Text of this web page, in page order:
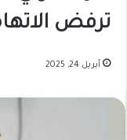
ترفض
أبريل 24, 2025